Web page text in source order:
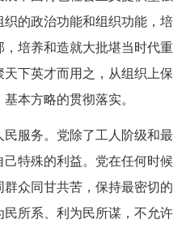
的政治功能和组织功能，培
培养和造就大批堪当时代重
下英才而用之，从组织上保
本方略的贯彻落实。
服务。党除了工人阶级和最
特殊的利益。党在任何时候
众同甘共苦，保持最密切的
所系、利为民所谋，不允许